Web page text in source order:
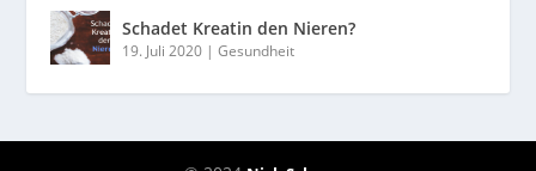
Schadet Kreatin den Nieren?
19. Juli 2020 |Gesundheit